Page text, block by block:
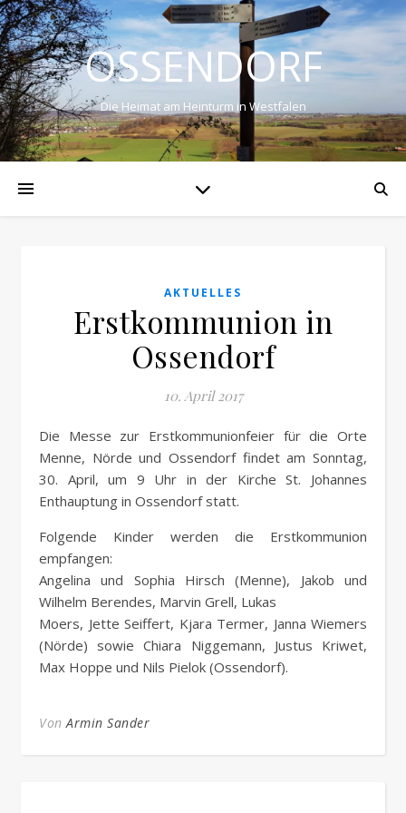
OSSENDORF
Die Heimat am Heinturm in Westfalen
AKTUELLES
Erstkommunion in
Ossendorf
10. April 2017
Die Messe zur Erstkommunionfeier für die Orte
Menne, Nörde und Ossendorf findet am Sonntag,
30. April, um 9 Uhr in der Kirche St. Johannes
Enthauptung in Ossendorf statt.
Folgende Kinder werden die Erstkommunion
empfangen:
Angelina und Sophia Hirsch (Menne), Jakob und
Wilhelm Berendes, Marvin Grell, Lukas
Moers, Jette Seiffert, Kjara Termer, Janna Wiemers
(Nörde) sowie Chiara Niggemann, Justus Kriwet,
Max Hoppe und Nils Pielok (Ossendorf).
VonArmin Sander